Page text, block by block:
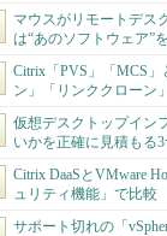
マウスがリモートデス
は“あのソフトウェア”
Citrix「PVS」「MCS
ン」「リンククローン
仮想デスクトップイン
いかを正確に見積もる
Citrix DaaSとVMware
ュリティ機能」で比較
サポート切れの「